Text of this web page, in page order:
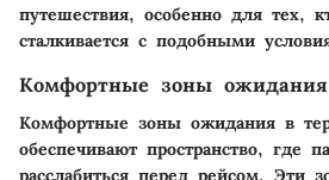
путешествия, особенно для тех,
сталкивается с подобными
Комфортные зоны ожидания
Комфортные зоны ожидания в
обеспечивают пространство, где
расслабиться перед рейсом. Эти